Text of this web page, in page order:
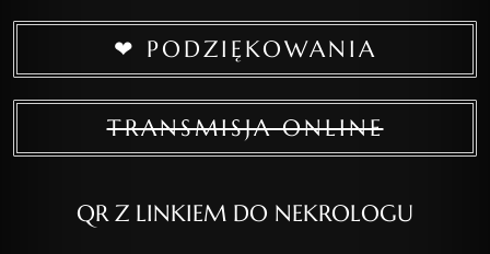
❤ PODZIĘKOWANIA
TRANSMISJA ONLINE
QR Z LINKIEM DO NEKROLOGU